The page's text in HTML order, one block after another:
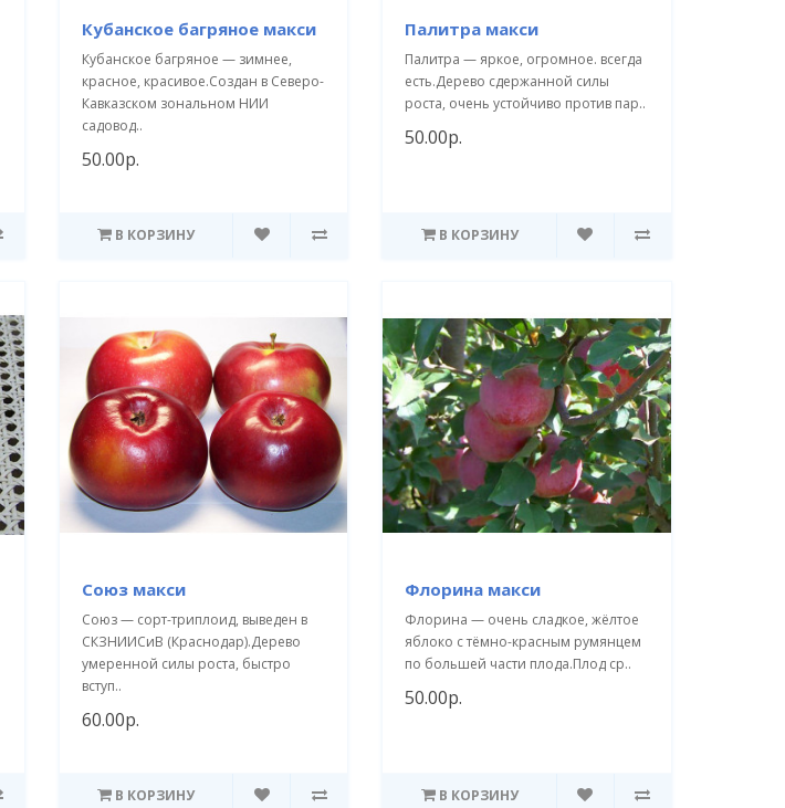
Кубанское багряное макси
Кубанское багряное — зимнее,
красное, красивое.Создан в Северо-
Кавказском зональном НИИ
садовод..
50.00р.
В КОРЗИНУ
Палитра макси
Палитра — яркое, огромное. всегда
есть.Дерево сдержанной силы
роста, очень устойчиво против пар..
50.00р.
В КОРЗИНУ
Союз макси
Союз — сорт-триплоид, выведен в
СКЗНИИСиВ (Краснодар).Дерево
умеренной силы роста, быстро
вступ..
60.00р.
В КОРЗИНУ
Флорина макси
Флорина — очень сладкое, жёлтое
яблоко с тёмно-красным румянцем
по большей части плода.Плод ср..
50.00р.
В КОРЗИНУ